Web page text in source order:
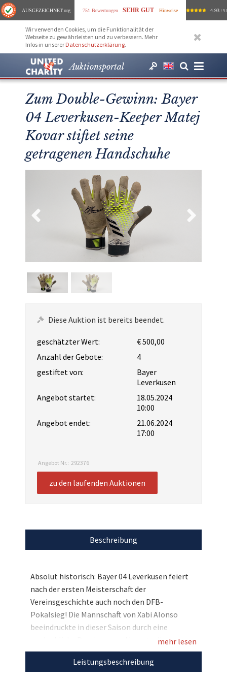
AUSGEZEICHNET.org 751 Bewertungen SEHR GUT Hinweise 4.93 /
Wir verwenden Cookies, um die Funktionalität der
Webseite zu gewährleisten und zu verbessern. Mehr
Infos in unserer Datenschutzerklärung.
Auktionsportal
Zum Double-Gewinn: Bayer
04 Leverkusen-Keeper Matej
Kovar stiftet seine
getragenen Handschuhe
Diese Auktion ist bereits beendet.
geschätzter Wert:
€ 500,00
Anzahl der Gebote:
4
gestiftet von:
Bayer
Leverkusen
Angebot startet:
18.05.2024
10:00
Angebot endet:
21.06.2024
17:00
Angebot Nr.: 292376
zu den laufenden Auktionen
Beschreibung
Absolut historisch: Bayer 04 Leverkusen feiert
nach der ersten Meisterschaft der
Vereinsgeschichte auch noch den DFB-
Pokalsieg! Die Mannschaft von Xabi Alonso
beeindruckte in dieser Saison durch eine
unglaubliche Dominanz und konnte diese
sensationelle Saison nun mit dem Double
krönen. Passend zum Erfolg der Werkself dürfen
mehr lesen
Leistungsbeschreibung